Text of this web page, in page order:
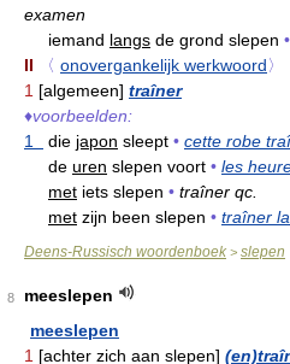
examen
iemand langs de grond slepen •
II
〈 onovergankelijk werkwoord〉
1 [algemeen] traîner
♦voorbeelden:
1
die japon sleept • cette robe
de uren slepen voort • les
met iets slepen • traîner qc.
met zijn been slepen • traîner
Deens-Russisch woordenboek > slepen
8
meeslepen
meeslepen
1 [achter zich aan slepen]